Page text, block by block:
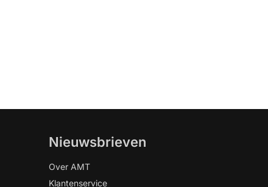
Nieuwsbrieven
Over AMT
Klantenservice